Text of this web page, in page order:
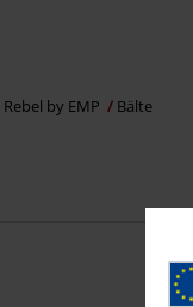
Rebel by EMP Bälte